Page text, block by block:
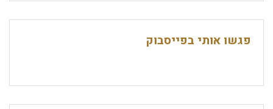
פגשו אותי בפייסבוק